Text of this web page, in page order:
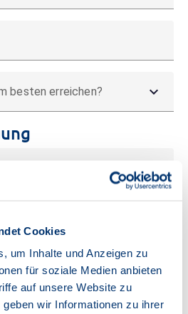
Cookies
um Inhalte und Anzeigen zu
für soziale Medien anbieten
auf unsere Website zu
wir Informationen zu ihrer
besten erreichen? expand_more
expand_more